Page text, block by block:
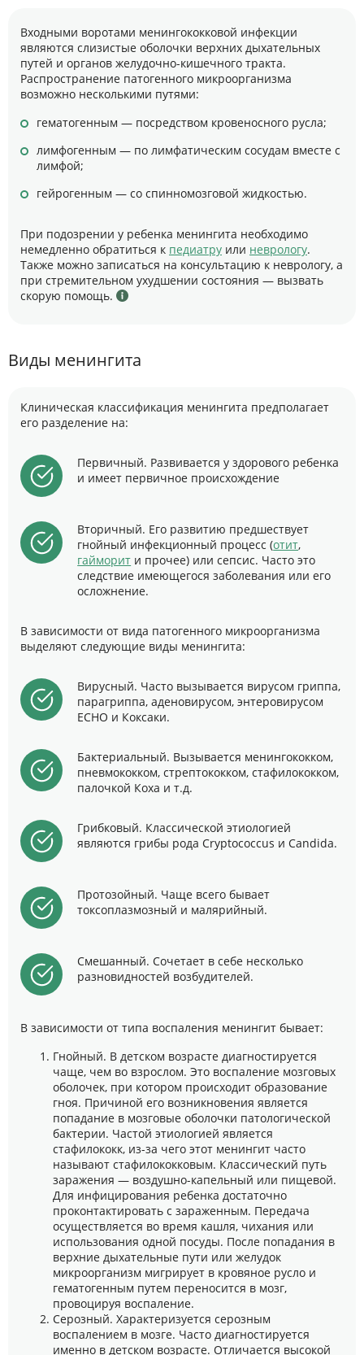
Входными воротами менингококковой инфекции
являются слизистые оболочки верхних дыхательных
путей и органов желудочно-кишечного тракта.
Распространение патогенного микроорганизма
возможно несколькими путями:
гематогенным — посредством кровеносного русла;
лимфогенным — по лимфатическим сосудам вместе с
лимфой;
гейрогенным — со спинномозговой жидкостью.
При подозрении у ребенка менингита необходимо
немедленно обратиться к педиатру или неврологу.
Также можно записаться на консультацию к неврологу, а
при стремительном ухудшении состояния — вызвать
скорую помощь.
Виды менингита
Клиническая классификация менингита предполагает
его разделение на:
Первичный. Развивается у здорового ребенка
и имеет первичное происхождение
Вторичный. Его развитию предшествует
гнойный инфекционный процесс (отит,
гайморит и прочее) или сепсис. Часто это
следствие имеющегося заболевания или его
осложнение.
В зависимости от вида патогенного микроорганизма
выделяют следующие виды менингита:
Вирусный. Часто вызывается вирусом гриппа,
парагриппа, аденовирусом, энтеровирусом
ЕСНО и Коксаки.
Бактериальный. Вызывается менингококком,
пневмококком, стрептококком, стафилококком,
палочкой Коха и т.д.
Грибковый. Классической этиологией
являются грибы рода Cryptococcus и Candida.
Протозойный. Чаще всего бывает
токсоплазмозный и малярийный.
Смешанный. Сочетает в себе несколько
разновидностей возбудителей.
В зависимости от типа воспаления менингит бывает:
Гнойный. В детском возрасте диагностируется
чаще, чем во взрослом. Это воспаление мозговых
оболочек, при котором происходит образование
гноя. Причиной его возникновения является
попадание в мозговые оболочки патологической
бактерии. Частой этиологией является
стафилококк, из-за чего этот менингит часто
называют стафилококковым. Классический путь
заражения — воздушно-капельный или пищевой.
Для инфицирования ребенка достаточно
проконтактировать с зараженным. Передача
осуществляется во время кашля, чихания или
использования одной посуды. После попадания в
верхние дыхательные пути или желудок
микроорганизм мигрирует в кровяное русло и
гематогенным путем переносится в мозг,
провоцируя воспаление.
Серозный. Характеризуется серозным
воспалением в мозге. Часто диагностируется
именно в детском возрасте. Отличается высокой